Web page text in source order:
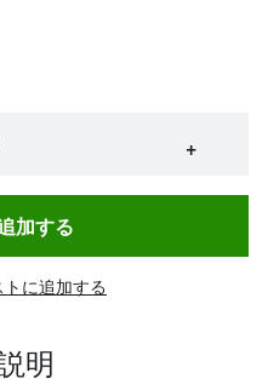
+
加する
に追加する
明